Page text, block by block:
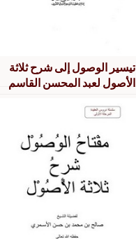
تيسير الوصول إلى شرح ثلاثة
الأصول لعبد المحسن القاسم